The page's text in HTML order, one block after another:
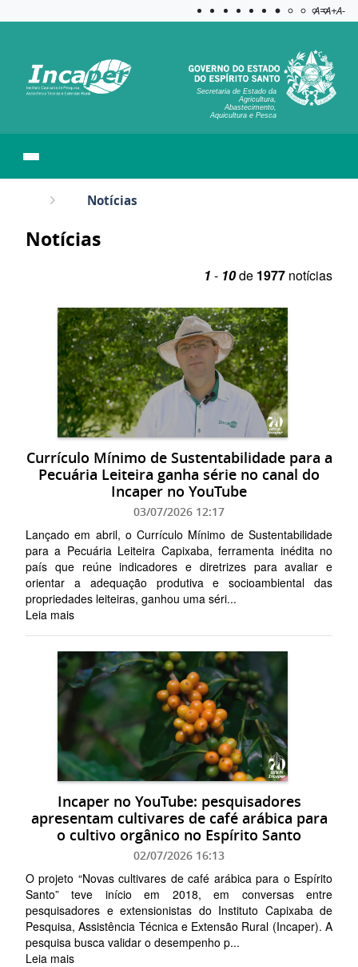
Aplicar
A=A+A-
Secretaria de Estado da
Agricultura,
Abastecimento,
Aquicultura e Pesca
Notícias
Notícias
1 - 10de 1977 notícias
Currículo Mínimo de Sustentabilidade para a
Pecuária Leiteira ganha série no canal do
Incaper no YouTube
03/07/2026 12:17
Lançado em abril, o Currículo Mínimo de Sustentabilidade
para a Pecuária Leiteira Capixaba, ferramenta inédita no
país que reúne indicadores e diretrizes para avaliar e
orientar a adequação produtiva e socioambiental das
propriedades leiteiras, ganhou uma séri...
Leia mais
Incaper no YouTube: pesquisadores
apresentam cultivares de café arábica para
o cultivo orgânico no Espírito Santo
02/07/2026 16:13
O projeto “Novas cultivares de café arábica para o Espírito
Santo” teve início em 2018, em conversas entre
pesquisadores e extensionistas do Instituto Capixaba de
Pesquisa, Assistência Técnica e Extensão Rural (Incaper). A
pesquisa busca validar o desempenho p...
Leia mais